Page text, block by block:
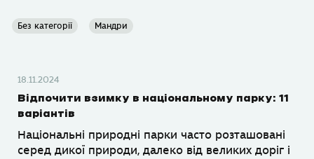
Без категорії Мандри
18.11.2024
Відпочити взимку в національному парку: 11
варіантів
Національні природні парки часто розташовані
серед дикої природи, далеко від великих доріг і